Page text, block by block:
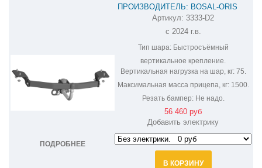
ПОДРОБНЕЕ
ПРОИЗВОДИТЕЛЬ: BOSAL-ORIS
ФАРКОП НА WEY 07 3333-D2
Артикул: 3333-D2
с 2024 г.в.
Тип шара:Быстросъёмный
вертикальное крепление.
Вертикальная нагрузка на шар, кг:75.
Максимальная масса прицепа, кг:1500.
Резать бампер:Не надо.
56 460 руб
Добавить электрику
В КОРЗИНУ